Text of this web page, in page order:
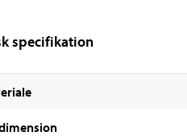
specifikation